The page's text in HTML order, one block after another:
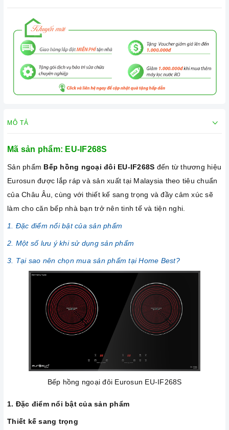
MÔ TẢ
Mã sản phẩm: EU-IF268S
Sản phẩm Bếp hồng ngoại đôi EU-IF268S đến từ thương hiệu
Eurosun được lắp ráp và sản xuất tại Malaysia theo tiêu chuẩn
của Châu Âu, cùng với thiết kế sang trọng và đầy cảm xúc sẽ
làm cho căn bếp nhà bạn trở nên tinh tế và tiện nghi.
1. Đặc điểm nổi bật của sản phẩm
2. Một số lưu ý khi sử dụng sản phẩm
3. Tại sao nên chọn mua sản phẩm tại Home Best?
Bếp hồng ngoại đôi Eurosun EU-IF268S
1. Đặc điểm nổi bật của sản phẩm
Thiết kế sang trọng